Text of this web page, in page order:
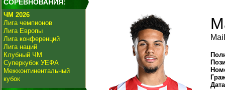
СОРЕВНОВАНИЯ:
ЧМ 2026
Лига чемпионов
Лига Европы
Лига конференций
Лига наций
Клубный ЧМ
Суперкубок УЕФА
Межконтинентальный
кубок